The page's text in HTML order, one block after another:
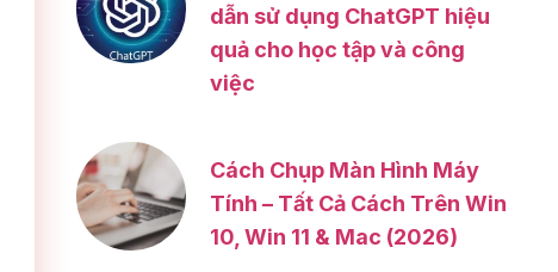
dẫn sử dụng ChatGPT hiệu
quả cho học tập và công
việc
Cách Chụp Màn Hình Máy
Tính – Tất Cả Cách Trên Win
10, Win 11 & Mac (2026)